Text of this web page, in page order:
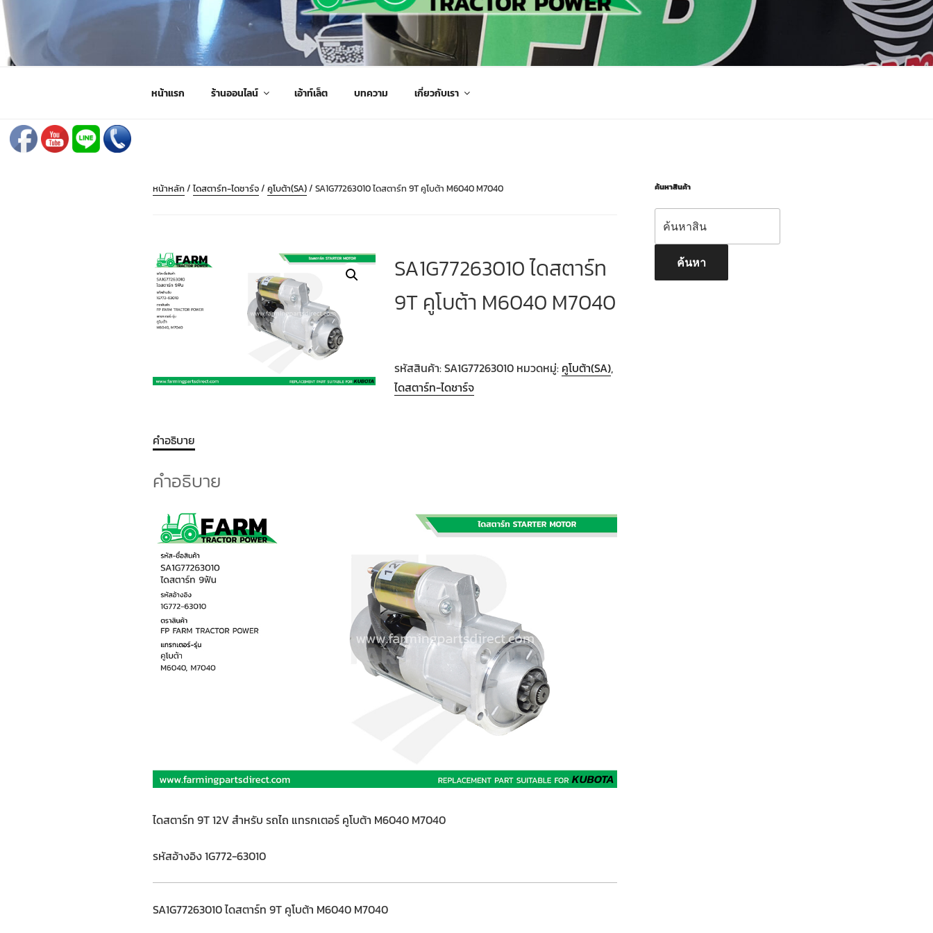
ข้าม
ไป
ยัง
บทความFARMING PARTS DIRECT
ฟาร์มมิ่งพาร์ทไดเร็ค อะไหล่ รถไถ แทรกเตอร์ เครื่องมือจักรกลเกษตร จัดส่งถึงมือลูกค้าทั่วประเทศ
หน้าแรก ร้านออนไลน์ เอ้าท์เล็ต บทความ เกี่ยวกับเรา
หน้าหลัก/ไดสตาร์ท-ไดชาร์จ/ คูโบต้า(SA)/ SA1G77263010 ไดสตาร์ท 9T คูโบต้า M6040 M7040
SA1G77263010 ไดสตาร์ท
9T คูโบต้า M6040 M7040
รหัสสินค้า:SA1G77263010 หมวดหมู่: คูโบต้า(SA),
ไดสตาร์ท-ไดชาร์จ
คำอธิบาย
คำอธิบาย
ไดสตาร์ท 9T 12V สำหรับ รถไถ แทรกเตอร์ คูโบต้า M6040 M7040
รหัสอ้างอิง 1G772-63010
SA1G77263010 ไดสตาร์ท 9T คูโบต้า M6040 M7040
ค้นหาสินค้า
ค้นหา